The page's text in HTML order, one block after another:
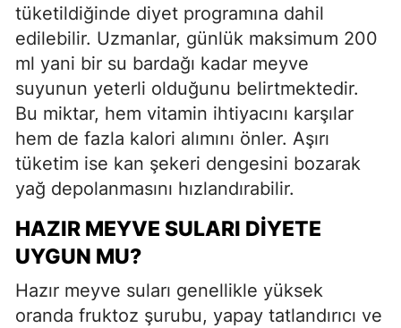
tüketildiğinde diyet programına dahil
edilebilir. Uzmanlar, günlük maksimum 200
ml yani bir su bardağı kadar meyve
suyunun yeterli olduğunu belirtmektedir.
Bu miktar, hem vitamin ihtiyacını karşılar
hem de fazla kalori alımını önler. Aşırı
tüketim ise kan şekeri dengesini bozarak
yağ depolanmasını hızlandırabilir.
HAZIR MEYVE SULARI DIYETE
UYGUN MU?
Hazır meyve suları genellikle yüksek
oranda fruktoz şurubu, yapay tatlandırıcı ve